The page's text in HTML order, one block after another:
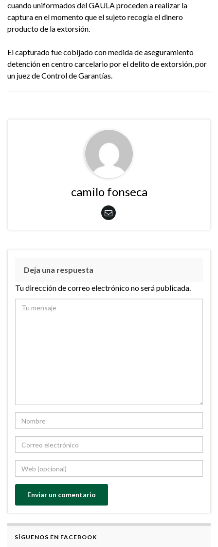
cuando uniformados del GAULA proceden a realizar la
captura en el momento que el sujeto recogía el dinero
producto de la extorsión.
El capturado fue cobijado con medida de aseguramiento
detención en centro carcelario por el delito de extorsión, por
un juez de Control de Garantías.
camilo fonseca
Deja una respuesta
Tu dirección de correo electrónico no será publicada.
SÍGUENOS EN FACEBOOK